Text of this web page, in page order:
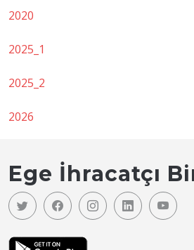
2020
2025_1
2025_2
2026
Ege İhracatçı